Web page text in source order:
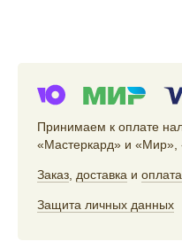
Принимаем к оплате
«Мастеркард» и «Мир»,
Заказ доставка и оплата
Защита личных данных